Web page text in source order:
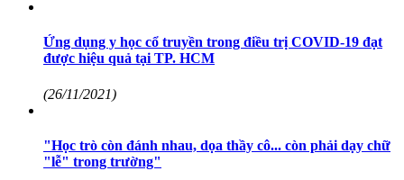
Ứng dụng y học cổ truyền trong điều trị COVID-19 đạt
được hiệu quả tại TP. HCM
(26/11/2021)
"Học trò còn đánh nhau, dọa thầy cô... còn phải dạy chữ
"lễ" trong trường"